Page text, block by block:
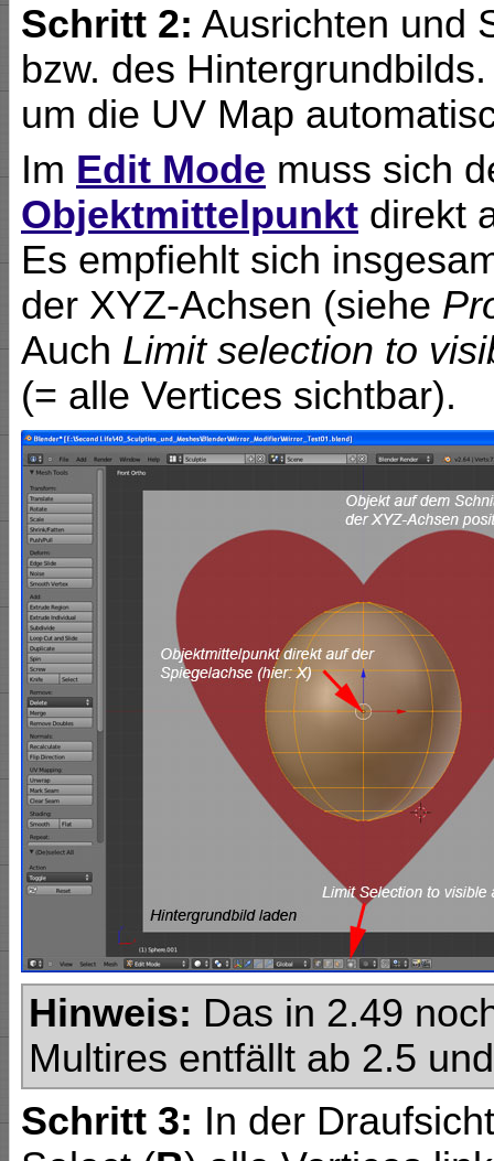
Schritt 2: Ausrichten und
bzw. des
um die UV Map
Im Edit Mode muss sich
Objektmittelpunkt direkt
Es empfiehlt sich
der XYZ-Achsen (siehe
Auch Limit selection to
(= alle Vertices sichtbar).
Hinweis: Das in 2.49
Multires entfällt ab 2.5
Schritt 3: In der